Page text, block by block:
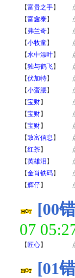
【富贵之手】
【富鑫泰】
【 弗兰奇】
【小牧童】
【水中漂叶】
【独与鹤飞】
【伏加特】
【小蛮腰】
【宝财】
【宝财】
【宝财】
【致富信息 】
【红茶】
【英雄泪 】
【金肖铁码】
【辉仔】
[00
07
【匠心】
[01